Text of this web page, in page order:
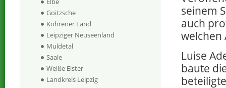
seinem
auch
welchen
Luise
baute
Goitzsche
Kohrener Land
Leipziger Neuseenland
Muldetal
Saale
Weiße Elster
Landkreis Leipzig